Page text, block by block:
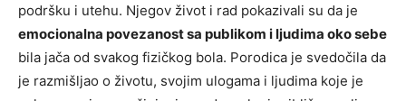
podršku i utehu. Njegov život i rad pokazivali su da je
emocionalna povezanost sa publikom i ljudima oko sebe
bila jača od svakog fizičkog bola. Porodica je svedočila da
je razmišljao o životu, svojim ulogama i ljudima koje je